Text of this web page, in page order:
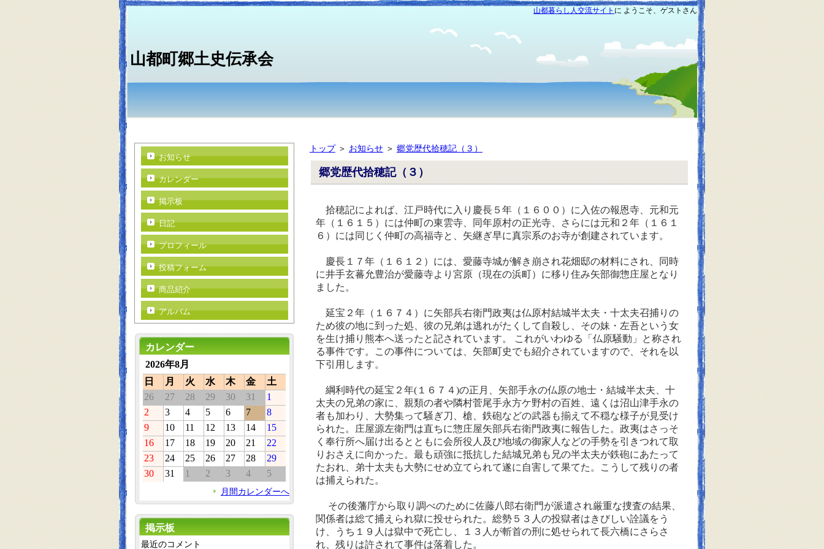
山都暮らし人交流サイト に ようこそ、ゲストさん
山都町郷土史伝承会
トップ＞ お知らせ＞ 郷党歴代拾穂記（３）
郷党歴代拾穂記（３）
拾穂記によれば、江戸時代に入り慶長５年（１６００）に入佐の報恩寺、元和元
年（１６１５）には仲町の東雲寺、同年原村の正光寺、さらには元和２年（１６１
６）には同じく仲町の高福寺と、矢継ぎ早に真宗系のお寺が創建されています。
慶長１７年（１６１２）には、愛藤寺城が解き崩され花畑邸の材料にされ、同時
に井手玄蕃允豊治が愛藤寺より宮原（現在の浜町）に移り住み矢部御惣庄屋となり
ました。
延宝２年（１６７４）に矢部兵右衛門政夷は仏原村結城半太夫・十太夫召捕りの
ため彼の地に到った処、彼の兄弟は逃れがたくして自殺し、その妹・左吾という女
を生け捕り熊本へ送ったと記されています。 これがいわゆる「仏原騒動」と称され
る事件です。この事件については、矢部町史でも紹介されていますので、それを以
下引用します。
綱利時代の延宝２年(１６７４)の正月、矢部手永の仏原の地士・結城半太夫、十
太夫の兄弟の家に、親類の者や隣村菅尾手永方ケ野村の百姓、遠くは沼山津手永の
者も加わり、大勢集って騒ぎ刀、槍、鉄砲などの武器も揃えて不穏な様子が見受け
られた。庄屋源左衛門は直ちに惣庄屋矢部兵右衛門政夷に報告した。政夷はさっそ
く奉行所へ届け出るとともに会所役人及び地域の御家人などの手勢を引きつれて取
りおさえに向かった。最も頑強に抵抗した結城兄弟も兄の半太夫が鉄砲にあたって
たおれ、弟十太夫も大勢にせめ立てられて遂に自害して果てた。こうして残りの者
は捕えられた。
その後藩庁から取り調べのために佐藤八郎右衛門が派遣され厳重な捜査の結果、
関係者は総て捕えられ獄に投せられた。総勢５３人の投獄者はきびしい詮議をう
け、うち１９人は獄中で死亡し、１３人が斬首の刑に処せられて長六橋にさらさ
れ、残りは許されて事件は落着した。
お知らせ
カレンダー
掲示板
日記
プロフィール
投稿フォーム
商品紹介
アルバム
カレンダー
2026年8月
日
月 火 水 木 金
土
26
27 28 29 30 31
1
2
3 4 5 6 7
8
9
10 11 12 13 14
15
16
17 18 19 20 21
22
23
24 25 26 27 28
29
30
31 1 2 3 4 5
月間カレンダーへ
掲示板
最近のコメント